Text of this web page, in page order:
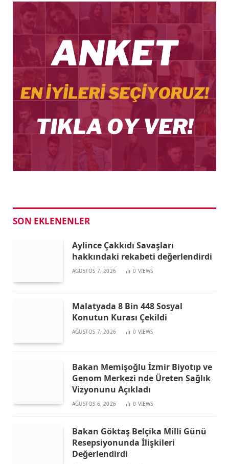
SON EKLENENLER
Aylince Çakkıdı Savaşları
hakkındaki rekabeti değerlendirdi
AĞUSTOS 7, 2026 0 VIEWS
Malatyada 8 Bin 448 Sosyal
Konutun Kurası Çekildi
AĞUSTOS 7, 2026 0 VIEWS
Bakan Memişoğlu İzmir Biyotıp ve
Genom Merkezi nde Üreten Sağlık
Vizyonunu Açıkladı
AĞUSTOS 6, 2026 0 VIEWS
Bakan Göktaş Belçika Milli Günü
Resepsiyonunda İlişkileri
Değerlendirdi